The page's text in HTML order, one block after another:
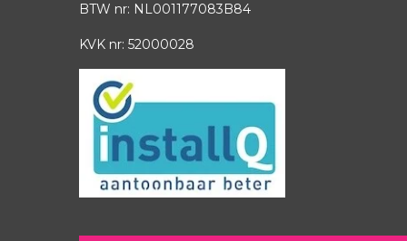
BTW nr: NL001177083B84
KVK nr: 52000028